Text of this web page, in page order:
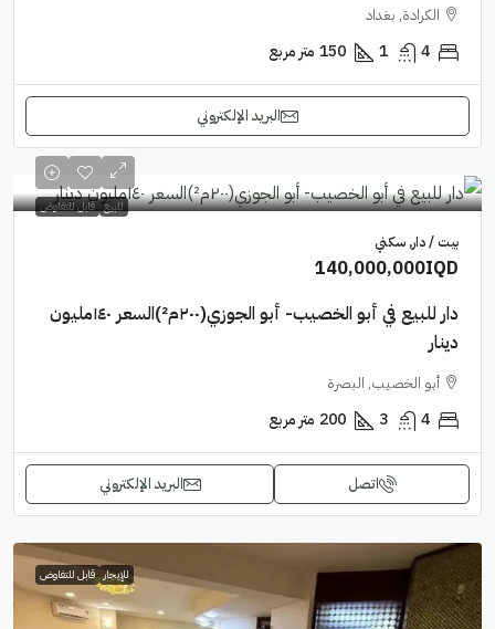
الكرادة, بغداد
4
1
150 متر مربع
البريد الإلكتروني
للبيع قابل للتفاوض
بيت / دار, سكني
140,000,000IQD
دار للبيع في أبو الخصيب- أبو الجوزي(٢٠٠م²)السعر ١٤٠مليون
دينار
أبو الخصيب, البصرة
4
3
200 متر مربع
اتصل البريد الإلكتروني
للإيجار قابل للتفاوض